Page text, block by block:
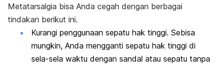
Metatarsalgia bisa Anda cegah dengan berbagai
tindakan berikut ini.
Kurangi penggunaan sepatu hak tinggi. Sebisa
mungkin, Anda mengganti sepatu hak tinggi di
sela-sela waktu dengan sandal atau sepatu tanpa